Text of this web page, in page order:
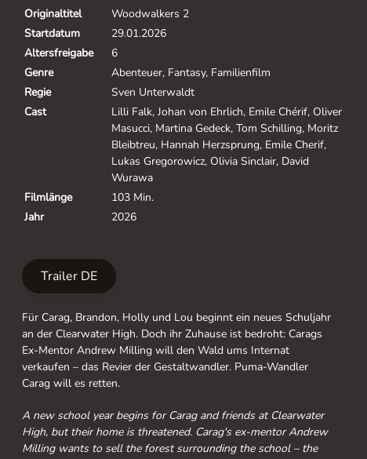
Originaltitel
Woodwalkers 2
Startdatum
29.01.2026
Altersfreigabe
6
Genre
Abenteuer, Fantasy, Familienfilm
Regie
Sven Unterwaldt
Cast
Lilli Falk, Johan von Ehrlich, Emile Chérif, Oliver
Masucci, Martina Gedeck, Tom Schilling, Moritz
Bleibtreu, Hannah Herzsprung, Emile Cherif,
Lukas Gregorowicz, Olivia Sinclair, David
Wurawa
Filmlänge
103 Min.
Jahr
2026
Trailer DE
Für Carag, Brandon, Holly und Lou beginnt ein neues Schuljahr
an der Clearwater High. Doch ihr Zuhause ist bedroht: Carags
Ex-Mentor Andrew Milling will den Wald ums Internat
verkaufen – das Revier der Gestaltwandler. Puma-Wandler
Carag will es retten.
A new school year begins for Carag and friends at Clearwater
High, but their home is threatened. Carag's ex-mentor Andrew
Milling wants to sell the forest surrounding the school – the